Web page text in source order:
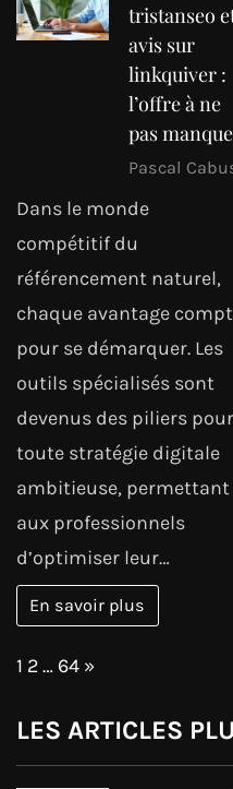
tristanseo
avis sur
linkquiver :
l’offre à ne
pas
Pascal
Dans le monde
compétitif du
référencement naturel,
chaque avantage
pour se démarquer. Les
outils spécialisés sont
devenus des piliers pour
toute stratégie digitale
ambitieuse, permettant
aux professionnels
d’optimiser leur…
En savoir plus
Page:
1 2… 64 Next
»
LES ARTICLES